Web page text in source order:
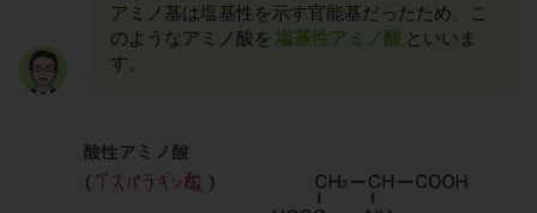
アミノ基は塩基性を示す官能基だったため、こ
のようなアミノ酸を 塩基性アミノ酸 といいま
す。